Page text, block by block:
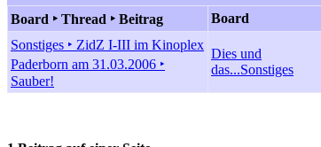
Board ‣ Thread ‣ Beitrag
Board
Sonstiges ‣ ZidZ I-III im Kinoplex
Paderborn am 31.03.2006 ‣
Sauber!
Dies und
das...Sonstiges